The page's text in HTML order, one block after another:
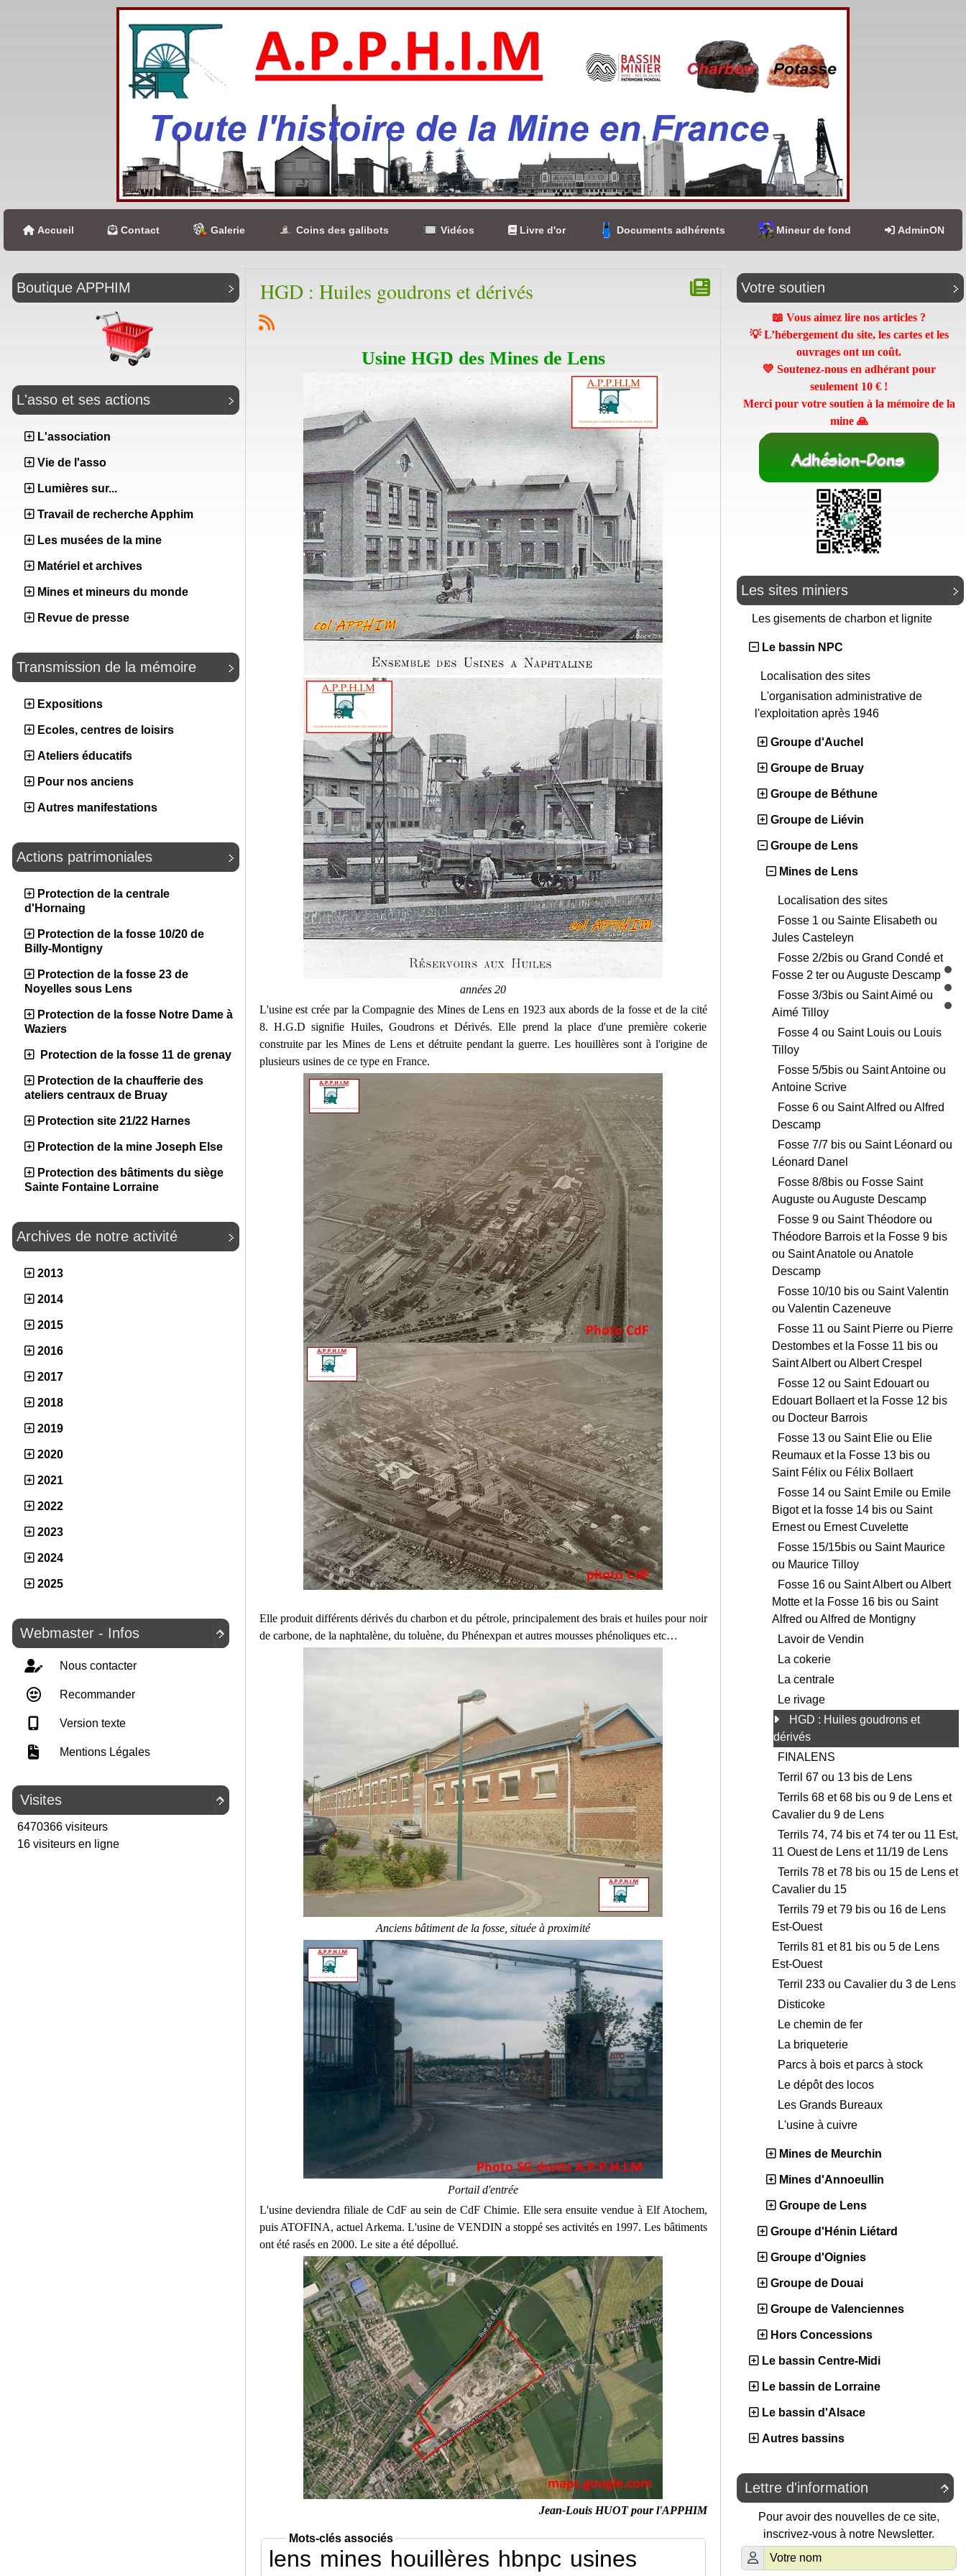
Accueil Contact Galerie Coins des galibots Vidéos Livre d'or Documents adhérents Mineur de fond AdminON
Boutique APPHIM
L'asso et ses actions
L'association
Vie de l'asso
Lumières sur...
Travail de recherche Apphim
Les musées de la mine
Matériel et archives
Mines et mineurs du monde
Revue de presse
Transmission de la mémoire
Expositions
Ecoles, centres de loisirs
Ateliers éducatifs
Pour nos anciens
Autres manifestations
Actions patrimoniales
Protection de la centrale
d'Hornaing
Protection de la fosse 10/20 de
Billy-Montigny
Protection de la fosse 23 de
Noyelles sous Lens
Protection de la fosse Notre Dame à
Waziers
Protection de la fosse 11 de grenay
Protection de la chaufferie des
ateliers centraux de Bruay
Protection site 21/22 Harnes
Protection de la mine Joseph Else
Protection des bâtiments du siège
Sainte Fontaine Lorraine
Archives de notre activité
2013
2014
2015
2016
2017
2018
2019
2020
2021
2022
2023
2024
2025

Webmaster - Infos
Nous contacter
Recommander
Version texte
Mentions Légales

Visites
6470366 visiteurs
16 visiteurs en ligne
HGD : Huiles goudrons et dérivés
Usine HGD des Mines de Lens
années 20
L'usine est crée par la Compagnie des Mines de Lens en 1923 aux abords de la fosse et de la cité
8. H.G.D signifie Huiles, Goudrons et Dérivés. Elle prend la place d'une première cokerie
construite par les Mines de Lens et détruite pendant la guerre. Les houillères sont à l'origine de
plusieurs usines de ce type en France.
Elle produit différents dérivés du charbon et du pétrole, principalement des brais et huiles pour noir
de carbone, de la naphtalène, du toluène, du Phénexpan et autres mousses phénoliques etc…
Anciens bâtiment de la fosse, située à proximité
Portail d'entrée
L'usine deviendra filiale de CdF au sein de CdF Chimie. Elle sera ensuite vendue à Elf Atochem,
puis ATOFINA, actuel Arkema. L'usine de VENDIN a stoppé ses activités en 1997. Les bâtiments
ont été rasés en 2000. Le site a été dépollué.
Jean-Louis HUOT pour l'APPHIM
Mots-clés associés
lens mines houillères hbnpc usines
Votre soutien
📖 Vous aimez lire nos articles ?
💡 L’hébergement du site, les cartes et les
ouvrages ont un coût.
💛 Soutenez-nous en adhérant pour
seulement 10 € !
Merci pour votre soutien à la mémoire de la
mine 🙏
Les sites miniers
Les gisements de charbon et lignite
Le bassin NPC
Localisation des sites
L'organisation administrative de
l'exploitation après 1946
Groupe d'Auchel
Groupe de Bruay
Groupe de Béthune
Groupe de Liévin
Groupe de Lens
Mines de Lens
Localisation des sites
Fosse 1 ou Sainte Elisabeth ou
Jules Casteleyn
Fosse 2/2bis ou Grand Condé et
Fosse 2 ter ou Auguste Descamp
Fosse 3/3bis ou Saint Aimé ou
Aimé Tilloy
Fosse 4 ou Saint Louis ou Louis
Tilloy
Fosse 5/5bis ou Saint Antoine ou
Antoine Scrive
Fosse 6 ou Saint Alfred ou Alfred
Descamp
Fosse 7/7 bis ou Saint Léonard ou
Léonard Danel
Fosse 8/8bis ou Fosse Saint
Auguste ou Auguste Descamp
Fosse 9 ou Saint Théodore ou
Théodore Barrois et la Fosse 9 bis
ou Saint Anatole ou Anatole
Descamp
Fosse 10/10 bis ou Saint Valentin
ou Valentin Cazeneuve
Fosse 11 ou Saint Pierre ou Pierre
Destombes et la Fosse 11 bis ou
Saint Albert ou Albert Crespel
Fosse 12 ou Saint Edouart ou
Edouart Bollaert et la Fosse 12 bis
ou Docteur Barrois
Fosse 13 ou Saint Elie ou Elie
Reumaux et la Fosse 13 bis ou
Saint Félix ou Félix Bollaert
Fosse 14 ou Saint Emile ou Emile
Bigot et la fosse 14 bis ou Saint
Ernest ou Ernest Cuvelette
Fosse 15/15bis ou Saint Maurice
ou Maurice Tilloy
Fosse 16 ou Saint Albert ou Albert
Motte et la Fosse 16 bis ou Saint
Alfred ou Alfred de Montigny
Lavoir de Vendin
La cokerie
La centrale
Le rivage
HGD : Huiles goudrons et
dérivés
FINALENS
Terril 67 ou 13 bis de Lens
Terrils 68 et 68 bis ou 9 de Lens et
Cavalier du 9 de Lens
Terrils 74, 74 bis et 74 ter ou 11 Est,
11 Ouest de Lens et 11/19 de Lens
Terrils 78 et 78 bis ou 15 de Lens et
Cavalier du 15
Terrils 79 et 79 bis ou 16 de Lens
Est-Ouest
Terrils 81 et 81 bis ou 5 de Lens
Est-Ouest
Terril 233 ou Cavalier du 3 de Lens
Disticoke
Le chemin de fer
La briqueterie
Parcs à bois et parcs à stock
Le dépôt des locos
Les Grands Bureaux
L'usine à cuivre
Mines de Meurchin
Mines d'Annoeullin
Groupe de Lens
Groupe d'Hénin Liétard
Groupe d'Oignies
Groupe de Douai
Groupe de Valenciennes
Hors Concessions
Le bassin Centre-Midi
Le bassin de Lorraine
Le bassin d'Alsace
Autres bassins

Lettre d'information
Pour avoir des nouvelles de ce site,
inscrivez-vous à notre Newsletter.